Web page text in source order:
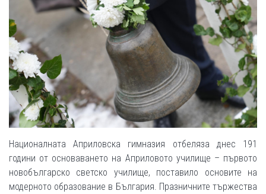
Националната Априловска гимназия отбеляза днес 191
години от основаването на Априловото училище – първото
новобългарско светско училище, поставило основите на
модерното образование в България. Празничните тържества